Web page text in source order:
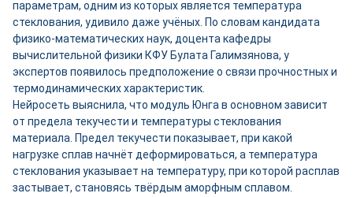
параметрам, одним из которых является температура
стеклования, удивило даже учёных. По словам кандидата
физико-математических наук, доцента кафедры
вычислительной физики КФУ Булата Галимзянова, у
экспертов появилось предположение о связи прочностных и
термодинамических характеристик.
Нейросеть выяснила, что модуль Юнга в основном зависит
от предела текучести и температуры стеклования
материала. Предел текучести показывает, при какой
нагрузке сплав начнёт деформироваться, а температура
стеклования указывает на температуру, при которой расплав
застывает, становясь твёрдым аморфным сплавом.